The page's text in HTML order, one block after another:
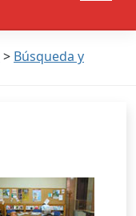
> Búsqueda y